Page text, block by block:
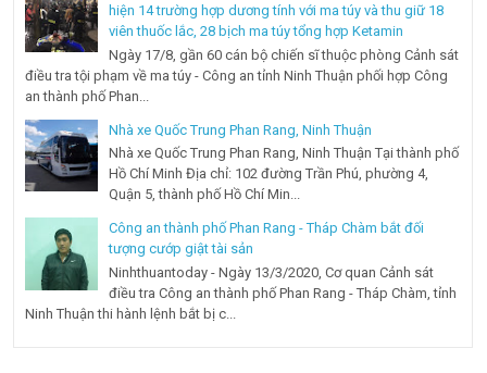
hiện 14 trường hợp dương tính với ma túy và thu giữ 18
viên thuốc lắc, 28 bịch ma túy tổng hợp Ketamin
Ngày 17/8, gần 60 cán bộ chiến sĩ thuộc phòng Cảnh sát
điều tra tội phạm về ma túy - Công an tỉnh Ninh Thuận phối hợp Công
an thành phố Phan...
Nhà xe Quốc Trung Phan Rang, Ninh Thuận
Nhà xe Quốc Trung Phan Rang, Ninh Thuận Tại thành phố
Hồ Chí Minh Địa chỉ: 102 đường Trần Phú, phường 4,
Quận 5, thành phố Hồ Chí Min...
Công an thành phố Phan Rang - Tháp Chàm bắt đối
tượng cướp giật tài sản
Ninhthuantoday - Ngày 13/3/2020, Cơ quan Cảnh sát
điều tra Công an thành phố Phan Rang - Tháp Chàm, tỉnh
Ninh Thuận thi hành lệnh bắt bị c...